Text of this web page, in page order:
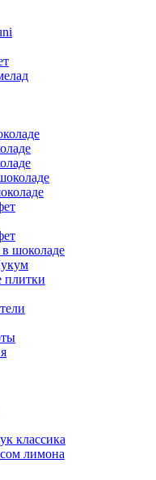
шоколаде
классика
лимона